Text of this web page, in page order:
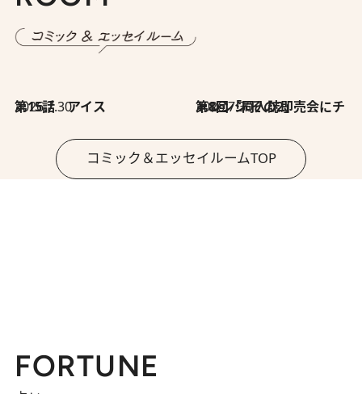
2026.7.30
第15話 アイス 2026.7.30
第8回「同人誌即売会にチャレンジ その2」
コミック＆エッセイルームTOP
FORTUNE